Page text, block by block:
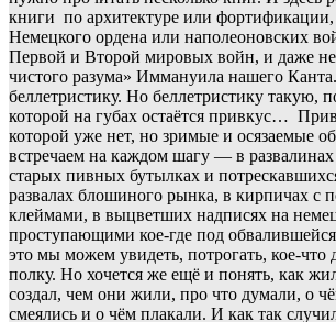
книги по архитектуре или фортификации,
Немецкого ордена или наполеоновских
Первой и Второй мировых войн, и даже
чистого разума» Иммануила нашего
беллетристику. Но беллетристику такую,
которой на губах остаётся привкус…
которой уже нет, но зримые и осязаемые
встречаем на каждом шагу — в
старых пивных бутылках и
развалах блошиного рынка, в кирпичах с
клеймами, в выцветших надписях на
проступающими кое-где под
это мы можем увидеть, потрогать, кое-что
полку. Но хочется же ещё и понять, как
создал, чем они жили, про что думали, о
смеялись и о чём плакали. И как так